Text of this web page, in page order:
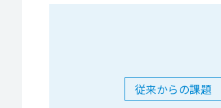
従来からの課題